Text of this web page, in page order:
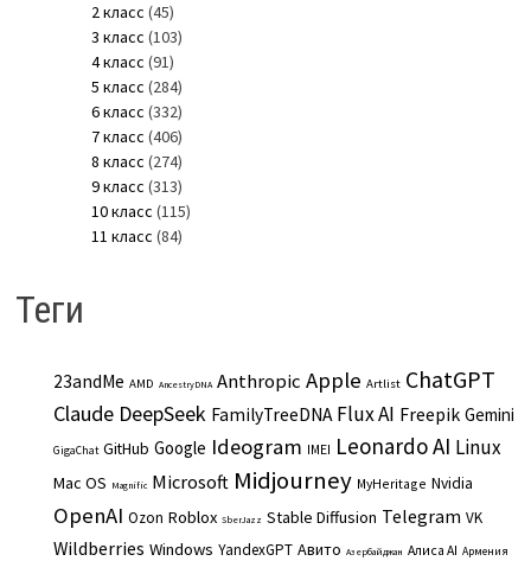
2 класс (45)
3 класс (103)
4 класс (91)
5 класс (284)
6 класс (332)
7 класс (406)
8 класс (274)
9 класс (313)
10 класс (115)
11 класс (84)
Теги
23andMe AMD AncestryDNA Anthropic Apple Artlist ChatGPT
Claude DeepSeek FamilyTreeDNA Flux AI Freepik Gemini
GigaChat GitHub Google Ideogram IMEI Leonardo AI Linux
Mac OS Magnific Microsoft Midjourney MyHeritage Nvidia
OpenAI Ozon Roblox SberJazz Stable Diffusion Telegram VK
Wildberries Windows YandexGPT Авито Азербайджан Алиса AI Армения